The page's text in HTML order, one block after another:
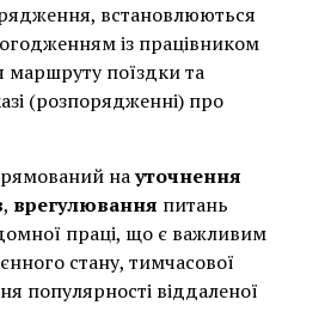
встановлюються
із працівником
маршруту поїздки та
(розпорядженні) про
науточнення
, врегулювання питань
праці, що є важливим
стану, тимчасової
популярності віддаленої